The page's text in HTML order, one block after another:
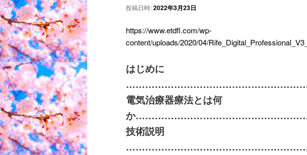
投稿日時:2022年3月23日
https://www.etdfl.com/wp-
content/uploads/2020/04/
はじめに
電気治療器療法とは何
か
技術説明